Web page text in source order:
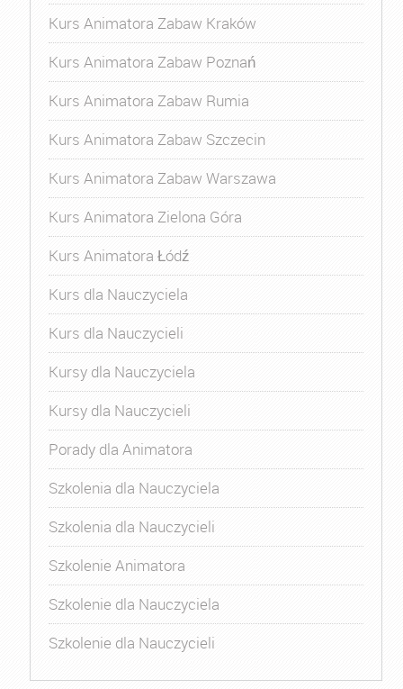
Kurs Animatora Zabaw Kraków
Kurs Animatora Zabaw Poznań
Kurs Animatora Zabaw Rumia
Kurs Animatora Zabaw Szczecin
Kurs Animatora Zabaw Warszawa
Kurs Animatora Zielona Góra
Kurs Animatora Łódź
Kurs dla Nauczyciela
Kurs dla Nauczycieli
Kursy dla Nauczyciela
Kursy dla Nauczycieli
Porady dla Animatora
Szkolenia dla Nauczyciela
Szkolenia dla Nauczycieli
Szkolenie Animatora
Szkolenie dla Nauczyciela
Szkolenie dla Nauczycieli